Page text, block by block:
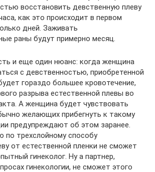
восстановить девственную плеву
как это происходит в первом
дней. Заживать
раны будут примерно месяц.
и еще один нюанс: когда женщина
с девственностью, приобретенной
гораздо большее кровотечение,
разрыва естественной плевы во
А женщина будет чувствовать
желающих прибегнуть к такому
предупреждают об этом заранее.
по трехслойному способу
от естественной пленки не сможет
гинеколог. Ну а партнер,
гинекологии, не сможет этого